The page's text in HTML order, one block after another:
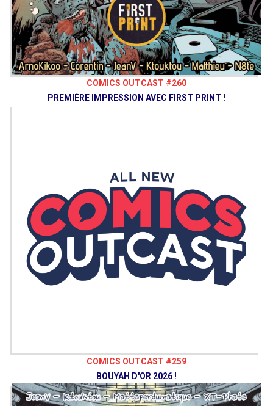
COMICS OUTCAST #260
PREMIÈRE IMPRESSION AVEC FIRST PRINT !
COMICS OUTCAST #259
BOUYAH D'OR 2026 !